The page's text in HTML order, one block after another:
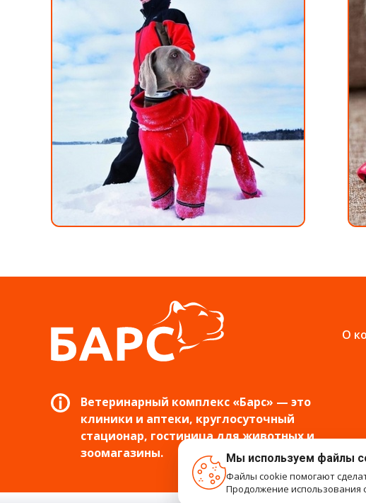
О
Ветеринарный комплекс «Барс» — это
клиники и аптеки, круглосуточный
стационар, гостиница для животных и
зоомагазины.
Мы используем файлы
Файлы cookie помогают
Продолжение использования